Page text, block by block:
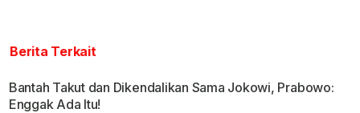
Berita Terkait
Bantah Takut dan Dikendalikan Sama Jokowi, Prabowo:
Enggak Ada Itu!